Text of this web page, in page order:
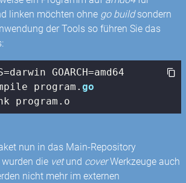
linken möchten ohne go buildsondern
der Tools so führen Sie das
GOARCH=amd64
program.go
program.o
nun in das Main-Repository
die vetund coverWerkzeuge auch
nicht mehr im externen